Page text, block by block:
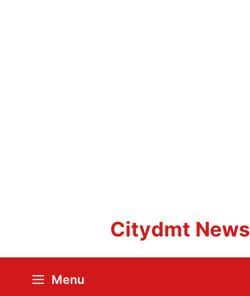
Citydmt News
Menu